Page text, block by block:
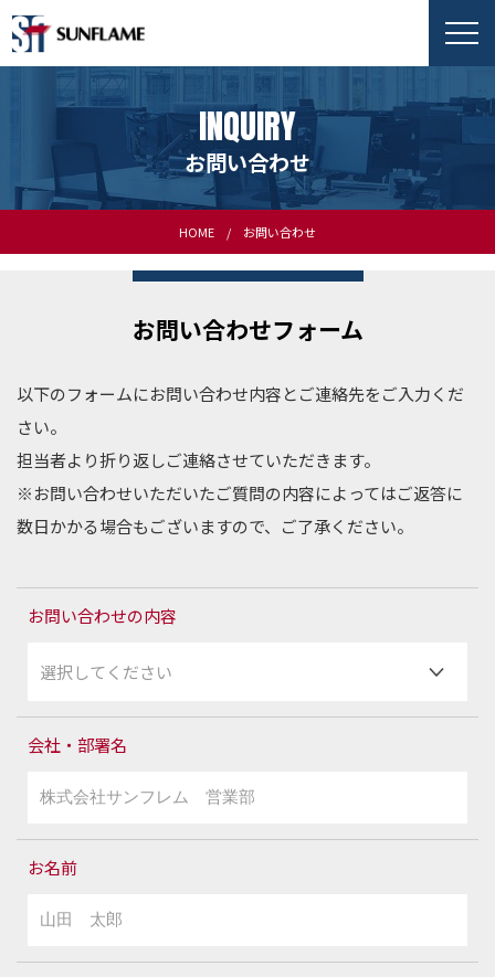
INQUIRY
お問い合わせ
HOME お問い合わせ
お問い合わせフォーム
以下のフォームにお問い合わせ内容とご連絡先をご入力くだ
さい。
担当者より折り返しご連絡させていただきます。
※お問い合わせいただいたご質問の内容によってはご返答に
数日かかる場合もございますので、ご了承ください。
お問い合わせの内容
会社・部署名
お名前